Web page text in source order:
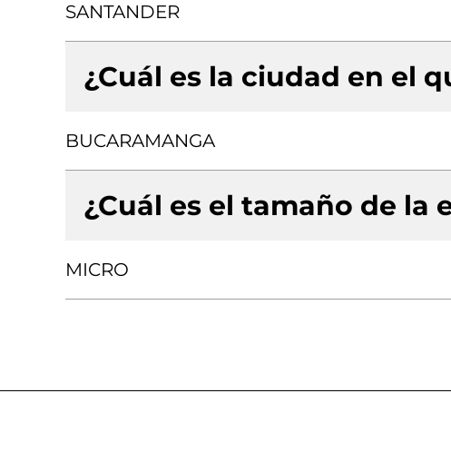
SANTANDER
¿Cuál es la ciudad en el
BUCARAMANGA
¿Cuál es el tamaño de la
MICRO